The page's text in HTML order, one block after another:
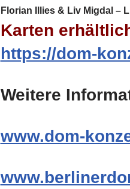
Florian Illies & Liv Migdal –
Karten
https://dom-
Weitere
www.dom-